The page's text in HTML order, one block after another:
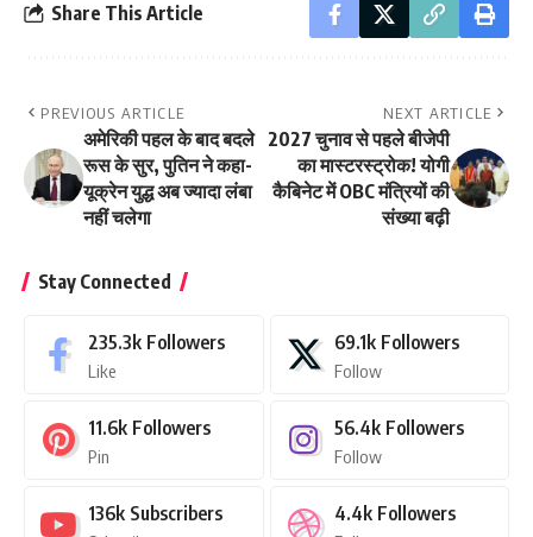
Share This Article
PREVIOUS ARTICLE
अमेरिकी पहल के बाद बदले
रूस के सुर, पुतिन ने कहा-
यूक्रेन युद्ध अब ज्यादा लंबा
नहीं चलेगा
NEXT ARTICLE
2027 चुनाव से पहले बीजेपी
का मास्टरस्ट्रोक! योगी
कैबिनेट में OBC मंत्रियों की
संख्या बढ़ी
Stay Connected
235.3k Followers
Like
69.1k Followers
Follow
11.6k Followers
Pin
56.4k Followers
Follow
136k Subscribers 4.4k Followers